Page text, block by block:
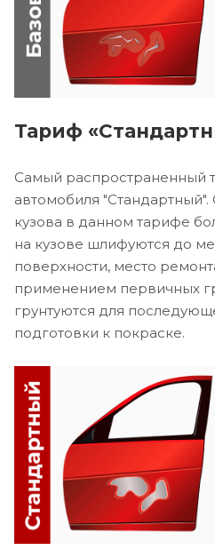
Тариф
Самый распространенный
автомобиля
кузова в данном тарифе
на кузове шлифуются до
поверхности, место
применением первичных
грунтуются для
подготовки к покраске.